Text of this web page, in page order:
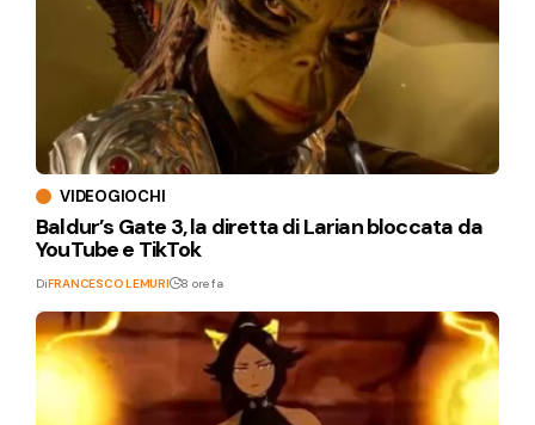
VIDEOGIOCHI
Baldur’s Gate 3, la diretta di Larian bloccata da
YouTube e TikTok
DiFRANCESCO LEMURI 8 ore fa